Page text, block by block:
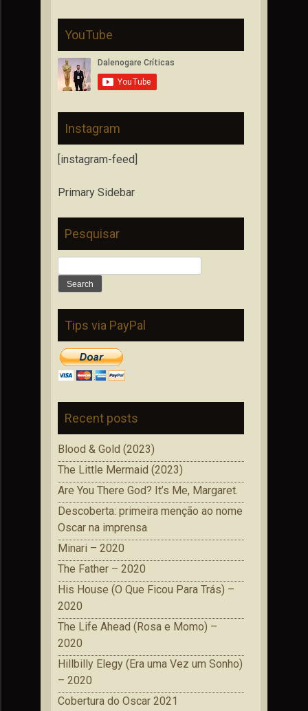
YouTube
Instagram
[instagram-feed]
Primary Sidebar
Pesquisar
for:
Tips via PayPal
Recent posts
Blood & Gold (2023)
The Little Mermaid (2023)
Are You There God? It’s Me, Margaret.
Descoberta: primeira menção ao nome
Oscar na imprensa
Minari – 2020
The Father – 2020
His House (O Que Ficou Para Trás) –
2020
The Life Ahead (Rosa e Momo) –
2020
Hillbilly Elegy (Era uma Vez um Sonho)
– 2020
Cobertura do Oscar 2021